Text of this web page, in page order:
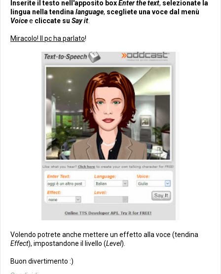
Inserite il testo nell'apposito boxEnter the text, selezionate la
lingua nella tendina language, scegliete una voce dal menù
Voicee cliccate su Say it
Miracolo! Il pc ha parlato!
Volendo potrete anche mettere un effetto alla voce (tendina
Effect), impostandone il livello (Level).
Buon divertimento :)